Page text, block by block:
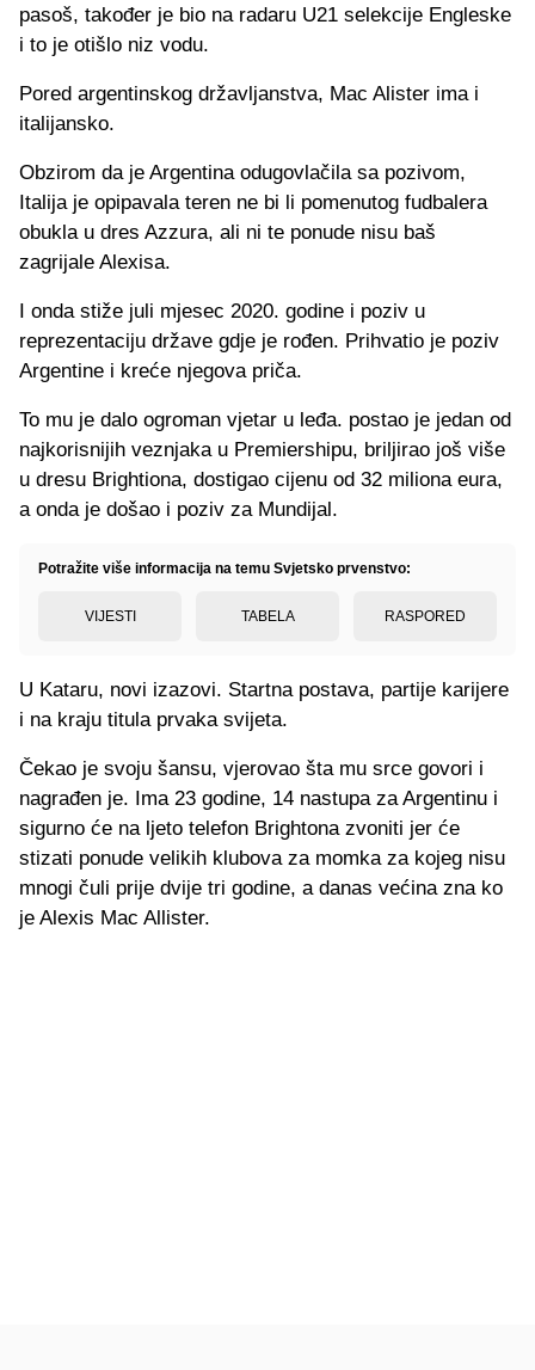
pasoš, također je bio na radaru U21 selekcije Engleske
i to je otišlo niz vodu.
Pored argentinskog državljanstva, Mac Alister ima i
italijansko.
Obzirom da je Argentina odugovlačila sa pozivom,
Italija je opipavala teren ne bi li pomenutog fudbalera
obukla u dres Azzura, ali ni te ponude nisu baš
zagrijale Alexisa.
I onda stiže juli mjesec 2020. godine i poziv u
reprezentaciju države gdje je rođen. Prihvatio je poziv
Argentine i kreće njegova priča.
To mu je dalo ogroman vjetar u leđa. postao je jedan od
najkorisnijih veznjaka u Premiershipu, briljirao još više
u dresu Brightiona, dostigao cijenu od 32 miliona eura,
a onda je došao i poziv za Mundijal.
Potražite više informacija na temu Svjetsko prvenstvo:
VIJESTI TABELA RASPORED
U Kataru, novi izazovi. Startna postava, partije karijere
i na kraju titula prvaka svijeta.
Čekao je svoju šansu, vjerovao šta mu srce govori i
nagrađen je. Ima 23 godine, 14 nastupa za Argentinu i
sigurno će na ljeto telefon Brightona zvoniti jer će
stizati ponude velikih klubova za momka za kojeg nisu
mnogi čuli prije dvije tri godine, a danas većina zna ko
je Alexis Mac Allister.